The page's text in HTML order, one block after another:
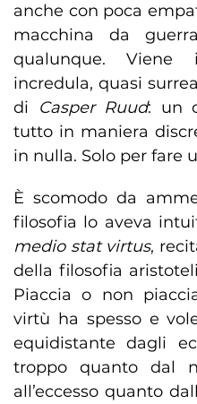
anche con poca
macchina da
qualunque.
incredula, quasi
di
Casper Ruud: un
tutto in maniera
in nulla. Solo per fare
È scomodo da
filosofia lo aveva
medio stat virtus,
della filosofia
Piaccia o non
virtù ha spesso e
equidistante dagli
troppo quanto dal
all’eccesso quanto